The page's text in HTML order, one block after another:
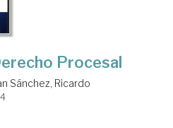
Procesal
Sánchez, Ricardo